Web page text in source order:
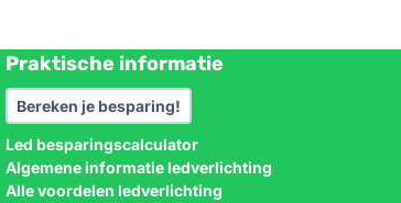
Praktische informatie
Bereken je besparing!
Led besparingscalculator
Algemene informatie ledverlichting
Alle voordelen ledverlichting